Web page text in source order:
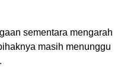
sementara mengarah
masih menunggu